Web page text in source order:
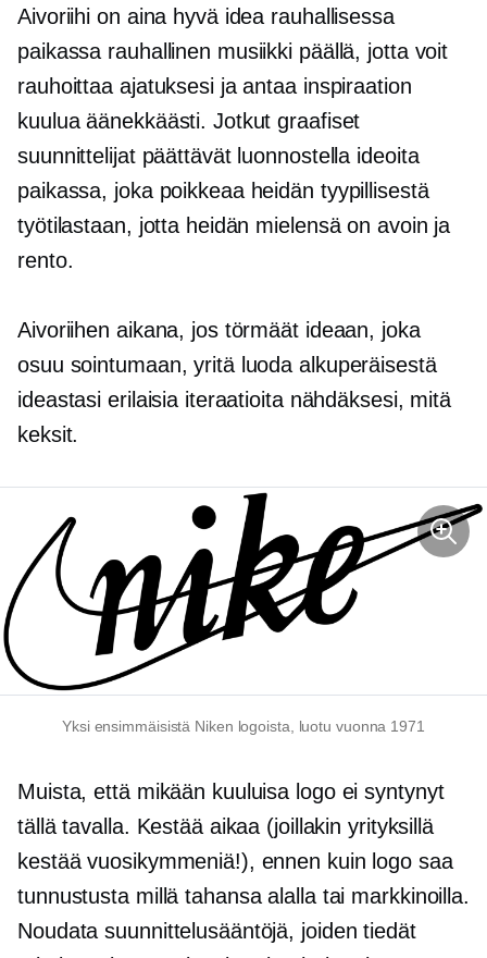
Aivoriihi on aina hyvä idea rauhallisessa
paikassa rauhallinen musiikki päällä, jotta voit
rauhoittaa ajatuksesi ja antaa inspiraation
kuulua äänekkäästi. Jotkut graafiset
suunnittelijat päättävät luonnostella ideoita
paikassa, joka poikkeaa heidän tyypillisestä
työtilastaan, jotta heidän mielensä on avoin ja
rento.
Aivoriihen aikana, jos törmäät ideaan, joka
osuu sointumaan, yritä luoda alkuperäisestä
ideastasi erilaisia ​​iteraatioita nähdäksesi, mitä
keksit.
Yksi ensimmäisistä Niken logoista, luotu vuonna 1971
Muista, että mikään kuuluisa logo ei syntynyt
tällä tavalla. Kestää aikaa (joillakin yrityksillä
kestää vuosikymmeniä!), ennen kuin logo saa
tunnustusta millä tahansa alalla tai markkinoilla.
Noudata suunnittelusääntöjä, joiden tiedät